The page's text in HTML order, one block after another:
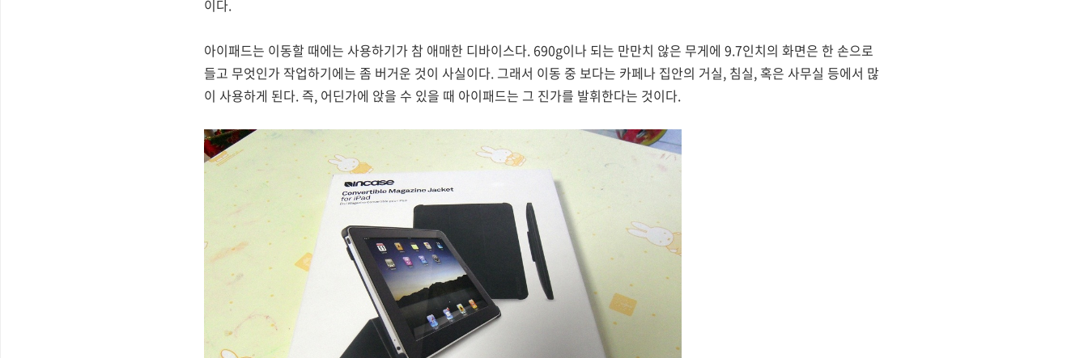
이다.
아이패드는 이동할 때에는 사용하기가 참 애매한 디바이스다. 690g이나 되는 만만치 않은 무게에 9.7인치의 화면은 한 손으로
들고 무엇인가 작업하기에는 좀 버거운 것이 사실이다. 그래서 이동 중 보다는 카페나 집안의 거실, 침실, 혹은 사무실 등에서 많
이 사용하게 된다. 즉, 어딘가에 앉을 수 있을 때 아이패드는 그 진가를 발휘한다는 것이다.